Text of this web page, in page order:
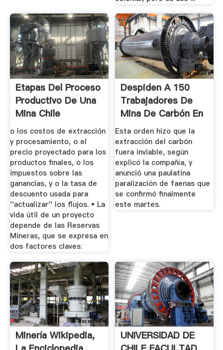
Etapas Del Proceso
Productivo De Una
Mina Chile
o los costos de extracción
y procesamiento, o el
precio proyectado para los
productos finales, o los
impuestos sobre las
ganancias, y o la tasa de
descuento usada para
''actualizar'' los flujos. • La
vida útil de un proyecto
depende de las Reservas
Mineras, que se expresa en
dos factores claves:
Despiden A 150
Trabajadores De
Mina De Carbón En
El Sur De ...
Esta orden hizo que la
extracción del carbón
fuera inviable, según
explicó la compañía, y
anunció una paulatina
paralización de faenas que
se confirmó finalmente
este martes.
Minería Wikipedia,
UNIVERSIDAD DE